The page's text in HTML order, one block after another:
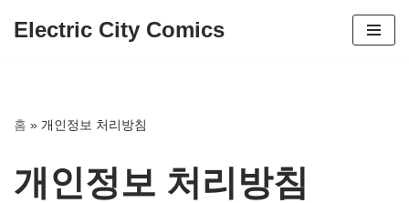
건
뛰
Electric City Comics
홈 » 개인정보 처리방침
개인정보 처리방침